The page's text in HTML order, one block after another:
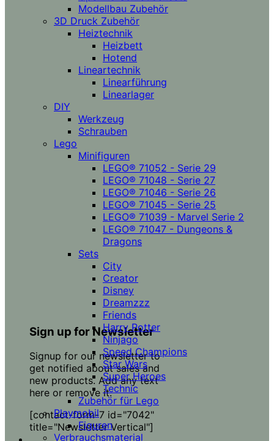
Sign up for Newsletter
Signup for our newsletter to
get notified about sales and
new products. Add any text
here or remove it.
[contact-form-7 id="7042"
title="Newsletter Vertical"]
Modellbau Zubehör
3D Druck Zubehör
Heiztechnik
Heizbett
Hotend
Lineartechnik
Linearführung
Linearlager
DIY
Werkzeug
Schrauben
Lego
Minifiguren
LEGO® 71052 - Serie 29
LEGO® 71048 - Serie 27
LEGO® 71046 - Serie 26
LEGO® 71045 - Serie 25
LEGO® 71039 - Marvel Serie 2
LEGO® 71047 - Dungeons &
Dragons
Sets
City
Creator
Disney
Dreamzzz
Friends
Harry Potter
Ninjago
Speed Champions
Star Wars
Super Heroes
Technic
Zubehör für Lego
Playmobil
Figuren
Verbrauchsmaterial